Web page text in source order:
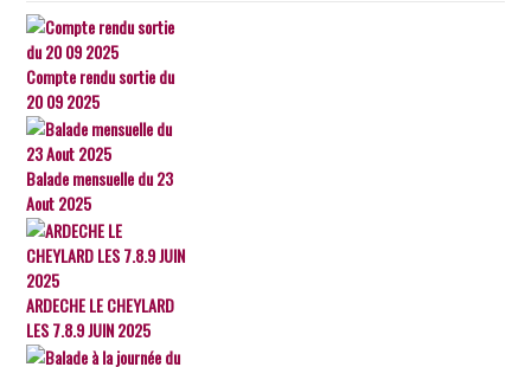
Compte rendu sortie du
20 09 2025
Balade mensuelle du 23
Aout 2025
ARDECHE LE CHEYLARD
LES 7.8.9 JUIN 2025